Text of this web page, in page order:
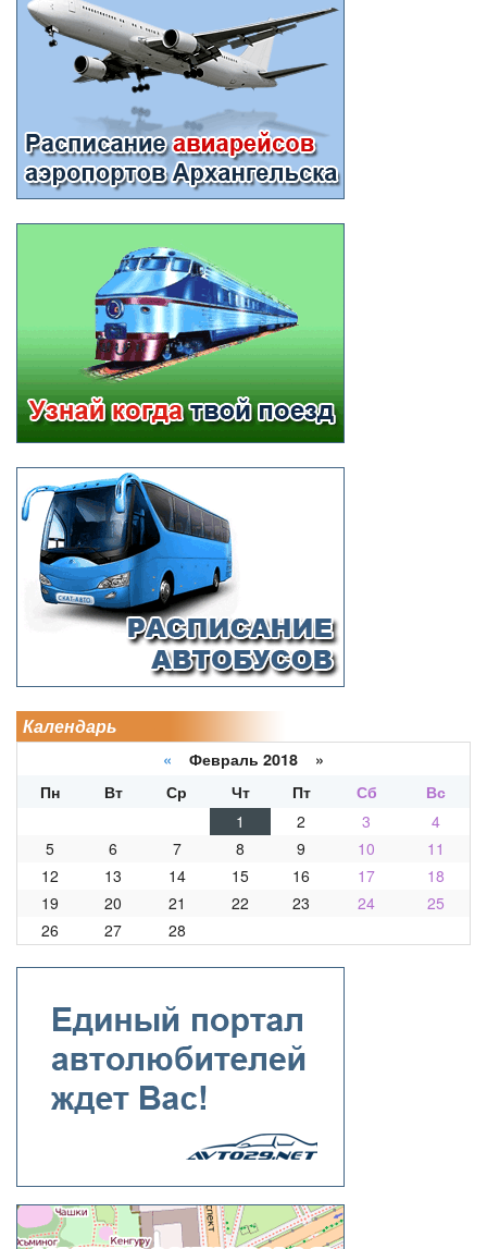
Календарь
« Февраль 2018 »
Пн
Вт Ср Чт Пт Сб
Вс
1
2 3
4
5
6 7 8 9 10
11
12
13 14 15 16 17
18
19
20 21 22 23 24
25
26
27 28